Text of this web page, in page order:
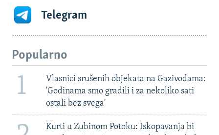
Telegram
Popularno
1
Vlasnici srušenih objekata na Gazivodama:
'Godinama smo gradili i za nekoliko sati
ostali bez svega'
Kurti u Zubinom Potoku: Iskopavanja bi